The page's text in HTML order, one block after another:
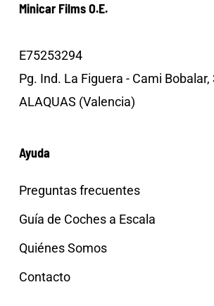
Minicar Films O.E.
E75253294
Pg. Ind. La Figuera - Cami Bobalar,
ALAQUAS (Valencia)
Ayuda
Preguntas frecuentes
Guía de Coches a Escala
Quiénes Somos
Contacto